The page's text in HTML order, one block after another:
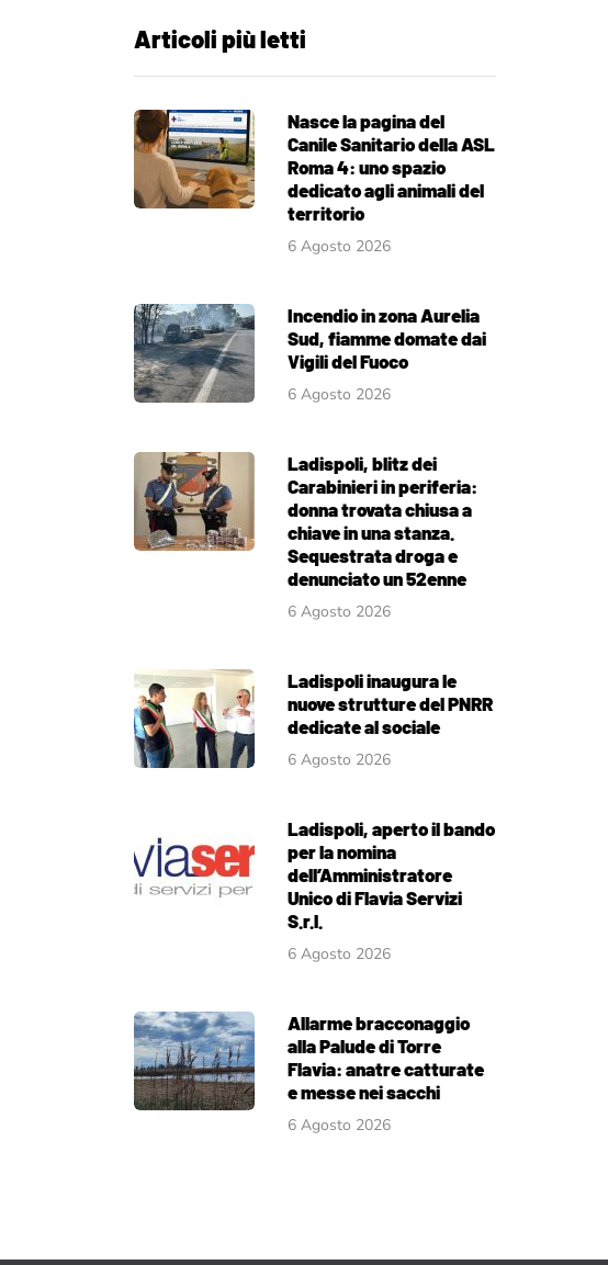
Articoli più letti
Nasce la pagina del
Canile Sanitario della ASL
Roma 4: uno spazio
dedicato agli animali del
territorio
6 Agosto 2026
Incendio in zona Aurelia
Sud, fiamme domate dai
Vigili del Fuoco
6 Agosto 2026
Ladispoli, blitz dei
Carabinieri in periferia:
donna trovata chiusa a
chiave in una stanza.
Sequestrata droga e
denunciato un 52enne
6 Agosto 2026
Ladispoli inaugura le
nuove strutture del PNRR
dedicate al sociale
6 Agosto 2026
Ladispoli, aperto il bando
per la nomina
dell’Amministratore
Unico di Flavia Servizi
S.r.l.
6 Agosto 2026
Allarme bracconaggio
alla Palude di Torre
Flavia: anatre catturate
e messe nei sacchi
6 Agosto 2026